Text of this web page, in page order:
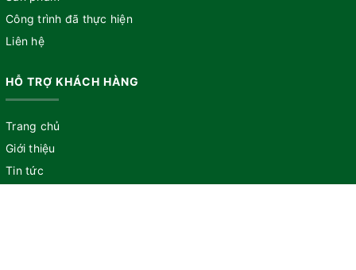
Công trình đã thực hiện
Liên hệ
HỖ TRỢ KHÁCH HÀNG
Trang chủ
Giới thiệu
Tin tức